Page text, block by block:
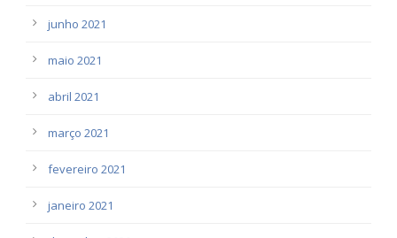
junho 2021
maio 2021
abril 2021
março 2021
fevereiro 2021
janeiro 2021